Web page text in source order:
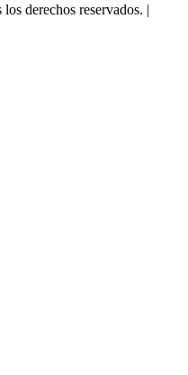
derechos reservados. |